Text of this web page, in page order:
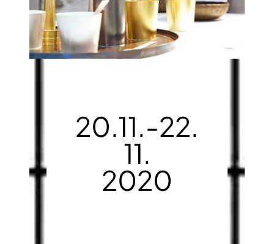
20.11.-22.
11.
2020